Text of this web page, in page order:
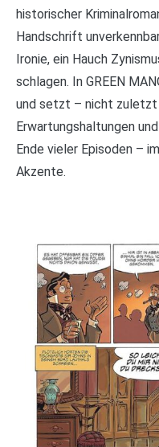
historischer
Handschrift
Ironie, ein Hauch
schlagen. In GREEN
und setzt – nicht zuletzt
Erwartungshaltungen
Ende vieler Episoden –
Akzente.